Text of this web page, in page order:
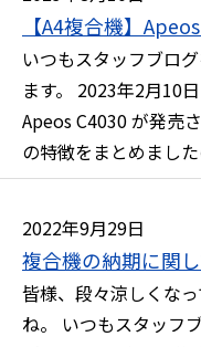
【A4複合機】
いつもスタッフブロ
ます。 2023年2月10
Apeos C4030 が発売
の特徴をまとめまし
2022年9月29日
複合機の納期に関
皆様、段々涼しくな
ね。 いつもスタッフ